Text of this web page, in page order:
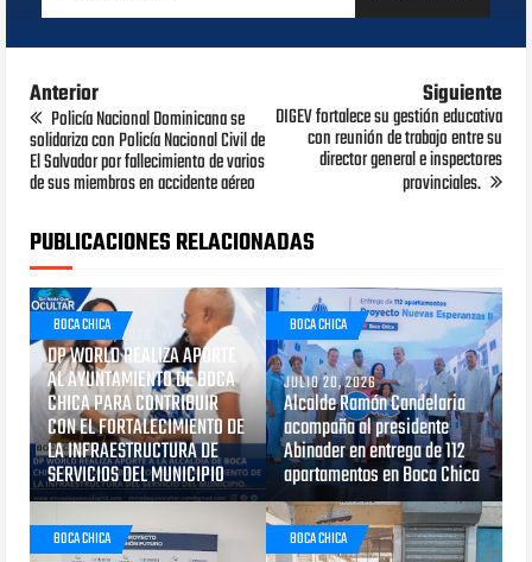
Anterior
Policía Nacional Dominicana se
solidariza con Policía Nacional Civil de
El Salvador por fallecimiento de varios
de sus miembros en accidente aéreo
Siguiente
DIGEV fortalece su gestión educativa
con reunión de trabajo entre su
director general e inspectores
provinciales.
PUBLICACIONES RELACIONADAS
BOCA CHICA
AGOSTO 04, 2026
DP WORLD REALIZA APORTE
AL AYUNTAMIENTO DE BOCA
CHICA PARA CONTRIBUIR
CON EL FORTALECIMIENTO DE
LA INFRAESTRUCTURA DE
SERVICIOS DEL MUNICIPIO
BOCA CHICA
JULIO 20, 2026
Alcalde Ramón Candelaria
acompaña al presidente
Abinader en entrega de 112
apartamentos en Boca Chica
BOCA CHICA BOCA CHICA